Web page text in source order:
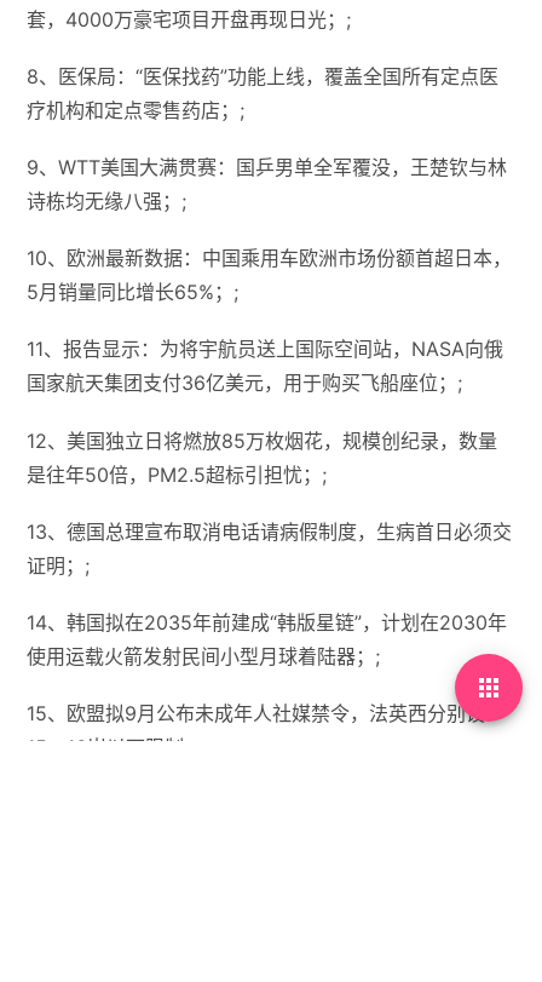
套，4000万豪宅项目开盘再现日光；;
8、医保局：“医保找药”功能上线，覆盖全国所有定点医
疗机构和定点零售药店；;
9、WTT美国大满贯赛：国乒男单全军覆没，王楚钦与林
诗栋均无缘八强；;
10、欧洲最新数据：中国乘用车欧洲市场份额首超日本，
5月销量同比增长65%；;
11、报告显示：为将宇航员送上国际空间站，NASA向俄
国家航天集团支付36亿美元，用于购买飞船座位；;
12、美国独立日将燃放85万枚烟花，规模创纪录，数量
是往年50倍，PM2.5超标引担忧；;
13、德国总理宣布取消电话请病假制度，生病首日必须交
证明；;
14、韩国拟在2035年前建成“韩版星链”，计划在2030年
使用运载火箭发射民间小型月球着陆器；;
15、欧盟拟9月公布未成年人社媒禁令，法英西分别设
15、16岁以下限制；;
